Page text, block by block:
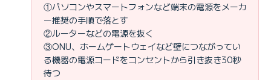
①パソコンやスマートフォンなど端末の電源をメーカ
ー推奨の手順で落とす
②ルーターなどの電源を抜く
③ONU、ホームゲートウェイなど壁につながってい
る機器の電源コードをコンセントから引き抜き30秒
待つ